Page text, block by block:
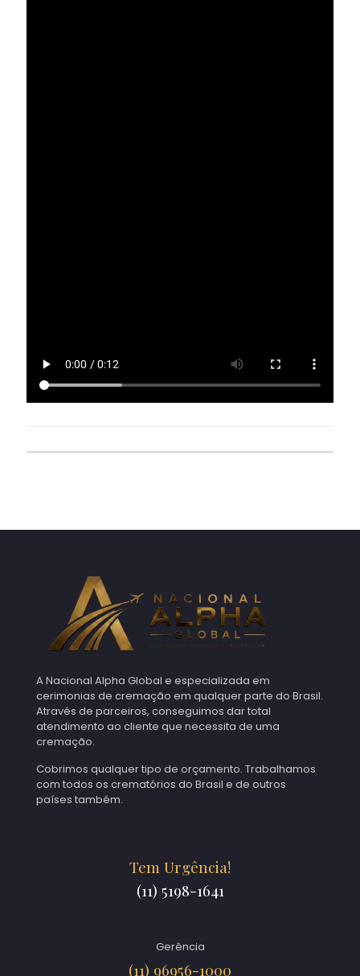
A Nacional Alpha Global e especializada em
cerimonias de cremação em qualquer parte do Brasil.
Através de parceiros, conseguimos dar total
atendimento ao cliente que necessita de uma
cremação.
Cobrimos qualquer tipo de orçamento. Trabalhamos
com todos os crematórios do Brasil e de outros
países também.
Tem Urgência!
(11) 5198-1641
Gerência
(11) 96956-1000